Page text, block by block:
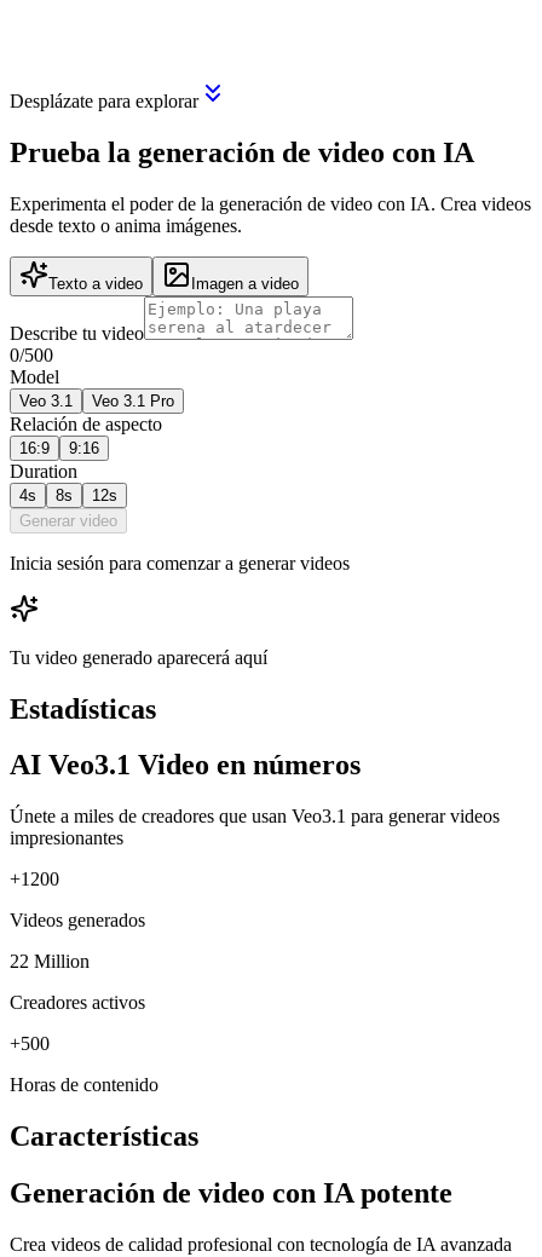
Desplázate para explorar
Prueba la generación de video con IA
Experimenta el poder de la generación de video con IA. Crea videos
desde texto o anima imágenes.
Texto a video Imagen a video
Describe tu video
0/500
Model
Veo 3.1 Veo 3.1 Pro
Relación de aspecto
16:9 9:16
Duration
4s 8s
12s
Generar video
Inicia sesión para comenzar a generar videos
Tu video generado aparecerá aquí
Estadísticas
AI Veo3.1 Video en números
Únete a miles de creadores que usan Veo3.1 para generar videos
impresionantes
+1200
Videos generados
22 Million
Creadores activos
+500
Horas de contenido
Características
Generación de video con IA potente
Crea videos de calidad profesional con tecnología de IA avanzada